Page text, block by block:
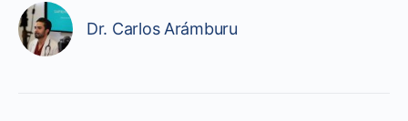
Dr. Carlos Arámburu